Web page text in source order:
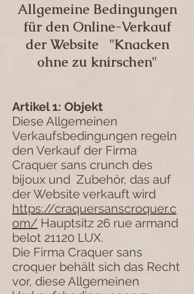
Allgemeine Bedingungen
für den Online-Verkauf
der Website "Knacken
ohne zu knirschen"
Artikel 1: Objekt
Diese Allgemeinen
Verkaufsbedingungen regeln
den Verkauf der Firma
Craquer sans crunch des
bijoux und Zubehör, das auf
der Website verkauft wird
https://craquersanscroquer.c
om/ Hauptsitz 26 rue armand
belot 21120 LUX.
Die Firma Craquer sans
croquer behält sich das Recht
vor, diese Allgemeinen